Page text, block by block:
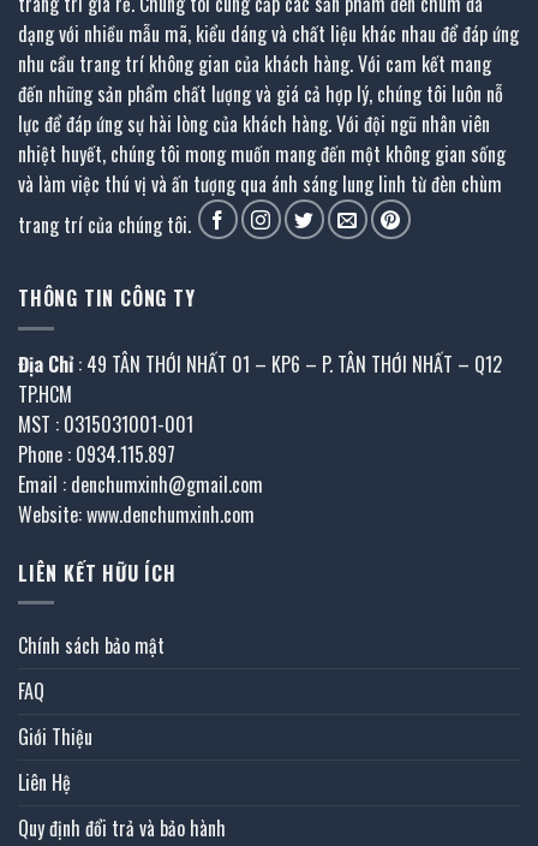
dạng với nhiều mẫu mã, kiểu dáng và chất liệu khác nhau để đáp ứng
nhu cầu trang trí không gian của khách hàng. Với cam kết mang
đến những sản phẩm chất lượng và giá cả hợp lý, chúng tôi luôn nỗ
lực để đáp ứng sự hài lòng của khách hàng. Với đội ngũ nhân viên
nhiệt huyết, chúng tôi mong muốn mang đến một không gian sống
và làm việc thú vị và ấn tượng qua ánh sáng lung linh từ đèn chùm
trang trí của chúng tôi.
THÔNG TIN CÔNG TY
Địa Chỉ : 49 TÂN THỚI NHẤT 01 – KP6 – P. TÂN THỚI NHẤT – Q12
TP.HCM
MST : 0315031001-001
Phone : 0934.115.897
Email : denchumxinh@gmail.com
Website: www.denchumxinh.com
LIÊN KẾT HỮU ÍCH
Chính sách bảo mật
FAQ
Giới Thiệu
Liên Hệ
Quy định đổi trả và bảo hành